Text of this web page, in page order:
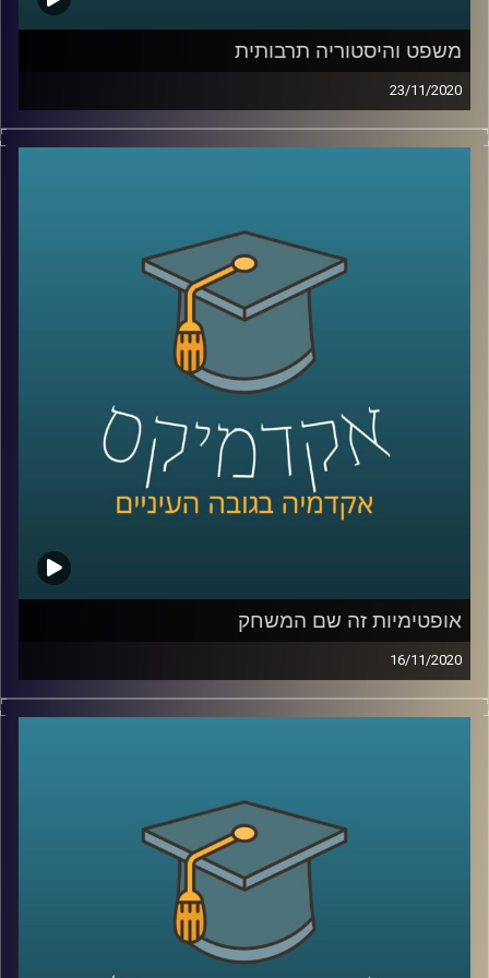
משפט והיסטוריה תרבותית
23/11/2020
במסע מרתק אל המאה ה-19 ותחילתה של
כיצד השינויים התרבותיים באותה התקופה
השפיעו על עולם המשפט, וגם את צידו השני
של המטבע- האופן שבו המשפט השפיע על
את הדוגמאות מביאה ד"ר רוזנברג שחוקרת
היסטוריה תרבותית במשפט, דרך 2 מחקרים.
בראשון היא מסבירה על האופן שבו מושג החוזה
בא לידי ביטוי בספרות האנגלית של המאה
ה-19, ובשני מביאה את הסיפור של פרסום
ההמונים בבריטניה, שהתחיל באמצע המאה
הראשונה.
קרדיט תמונות:AudioVersity
אופטימיות זה שם המשחק
16/11/2020
ככל שבשגרה נושא הפסיכולוגיה הקלינית הוא
והדיון אודותיו הוא הכרחי
פרופ' ענת ברונשטיין-קלומק, ראשת התוכנית
לפסיכולוגיה קלינית בביה"ס ברוך איבצ'ר
לפסיכולוגיה, מסבירה על מחלות ומצבים
נפשיים שכדאי שיהיו בשיח היומיומי (ויפה שעה
אחת קודם). היא תביא דוגמאות למחקרים